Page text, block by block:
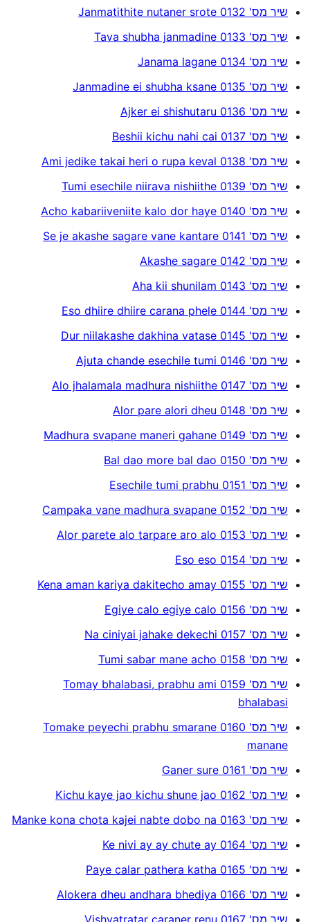
שיר מס' 0132 Janmatithite nutaner srote
שיר מס' 0133 Tava shubha janmadine
שיר מס' 0134 Janama lagane
שיר מס' 0135 Janmadine ei shubha ksane
שיר מס' 0136 Ajker ei shishutaru
שיר מס' 0137 Beshii kichu nahi cai
שיר מס' 0138 Ami jedike takai heri o rupa keval
שיר מס' 0139 Tumi esechile niirava nishiithe
שיר מס' 0140 Acho kabariiveniite kalo dor haye
שיר מס' 0141 Se je akashe sagare vane kantare
שיר מס' 0142 Akashe sagare
שיר מס' 0143 Aha kii shunilam
שיר מס' 0144 Eso dhiire dhiire carana phele
שיר מס' 0145 Dur niilakashe dakhina vatase
שיר מס' 0146 Ajuta chande esechile tumi
שיר מס' 0147 Alo jhalamala madhura nishiithe
שיר מס' 0148 Alor pare alori dheu
שיר מס' 0149 Madhura svapane maneri gahane
שיר מס' 0150 Bal dao more bal dao
שיר מס' 0151 Esechile tumi prabhu
שיר מס' 0152 Campaka vane madhura svapane
שיר מס' 0153 Alor parete alo tarpare aro alo
שיר מס' 0154 Eso eso
שיר מס' 0155 Kena aman kariya dakitecho amay
שיר מס' 0156 Egiye calo egiye calo
שיר מס' 0157 Na ciniyai jahake dekechi
שיר מס' 0158 Tumi sabar mane acho
שיר מס' 0159 Tomay bhalabasi, prabhu ami
bhalabasi
שיר מס' 0160 Tomake peyechi prabhu smarane
manane
שיר מס' 0161 Ganer sure
שיר מס' 0162 Kichu kaye jao kichu shune jao
שיר מס' 0163 Manke kona chota kajei nabte dobo na
שיר מס' 0164 Ke nivi ay ay chute ay
שיר מס' 0165 Paye calar pathera katha
שיר מס' 0166 Alokera dheu andhara bhediya
שיר מס' 0167 Vishvatratar caraner renu